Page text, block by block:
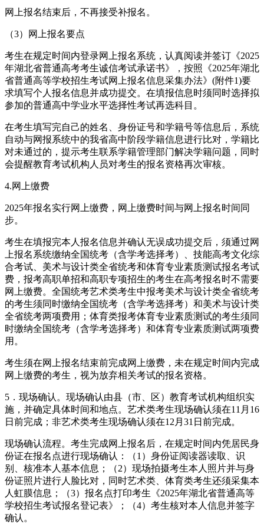
网上报名结束后，不再接受补报名。
（3）网上报名要点
考生在规定时间内登录网上报名系统，认真阅读并签订《2025
年湖北省普通高考考生诚信考试承诺书》，按照《2025年湖北
省普通高等学校招生考试网上报名信息采集办法》(附件1)要
求填写个人报名信息并成功提交。在填报信息时须同时选择拟
参加的普通高中学业水平选择性考试再选科目。
在考生填写完自己的姓名、身份证号和学籍号等信息后，系统
自动与网报系统中的我省高中阶段学籍信息进行比对，学籍比
对未通过的，提示考生联系学籍管理部门解决学籍问题，同时
会提醒教育考试机构人员对考生的报名资格再次审核。
4.网上缴费
2025年报名实行网上缴费，网上缴费时间与网上报名时间同
步。
考生在填报完本人报名信息并确认无误成功提交后，须通过网
上报名系统缴纳全国统考（含学考选择考）、技能高考文化综
合考试、美术与设计类全省统考和体育专业素质测试报名考试
费，报考高职单招和高职专项招生的考生在高考报名时不需要
网上缴费。全国统考艺术类考生中报考美术与设计类全省统考
的考生须同时缴纳全国统考（含学考选择考）和美术与设计类
全省统考两项费用；体育类报考体育专业素质测试的考生须同
时缴纳全国统考（含学考选择考）和体育专业素质测试两项费
用。
考生须在网上报名结束前完成网上缴费，未在规定时间内完成
网上缴费的考生，视为放弃相关考试的报名资格。
5．现场确认。现场确认由县（市、区）教育考试机构组织实
施，并确定具体时间和地点。艺术类考生现场确认须在11月16
日前完成；非艺术类考生现场确认须在12月31日前完成。
现场确认流程。考生完成网上报名后，在规定时间内凭居民身
份证在报名点进行现场确认：（1）身份证阅读器读取、识
别、核准本人基本信息；（2）现场拍摄考生本人照片并与身
份证照片进行人脸比对，同时艺术类、体育类考生还须采集本
人虹膜信息；（3）报名点打印考生《2025年湖北省普通高等
学校招生考试报名登记表》；（4）考生核对本人信息并签字
确认。